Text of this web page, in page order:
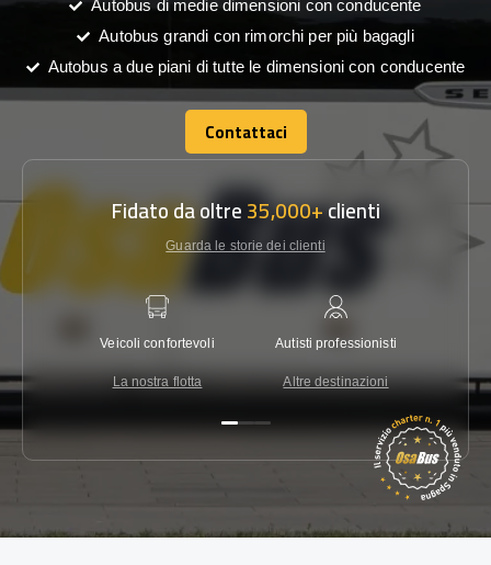
Autobus di medie dimensioni con conducente
Autobus grandi con rimorchi per più bagagli
Autobus a due piani di tutte le dimensioni con conducente
Contattaci
Contattaci
Fidato da oltre35,000+clienti
Guarda le storie dei clienti
Veicoli confortevoli
La nostra flotta
Autisti professionisti
Altre destinazioni